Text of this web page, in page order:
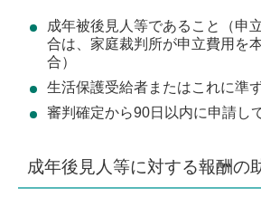
成年被後見人等であること（申
合は、家庭裁判所が申立費用を
合）
生活保護受給者またはこれに準
審判確定から90日以内に申請し
成年後見人等に対する報酬の